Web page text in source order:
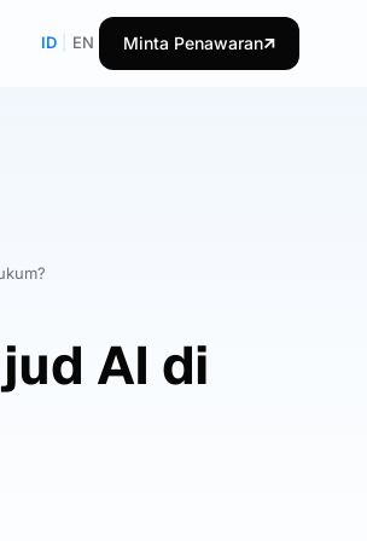
ID EN Minta Penawaran
AI di